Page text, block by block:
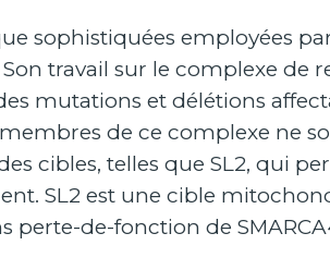
sophistiquées employées
travail sur le complexe de
mutations et délétions
de ce complexe ne
cibles, telles que SL2, qui
SL2 est une cible
de-fonction de